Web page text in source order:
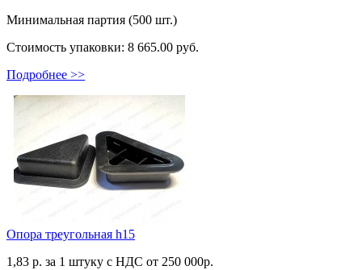
Минимальная партия (500 шт.)
Стоимость упаковки: 8 665.00 руб.
Подробнее >>
Опора треугольная h15
1,83 р. за 1 штуку c НДС от 250 000р.